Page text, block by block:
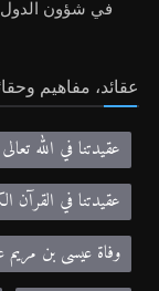
في شؤون الدول
عقائد، مفاهيم
عقيدتنا في الله تعالى
عقيدتنا في القرآن
وفاة عيسى بن مريم